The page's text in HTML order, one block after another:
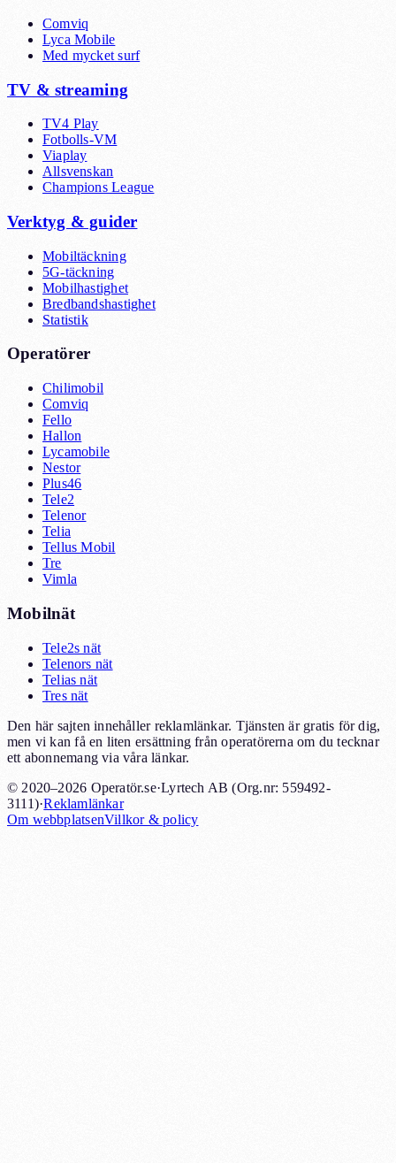
Comviq
Lyca Mobile
Med mycket surf
TV & streaming
TV4 Play
Fotbolls-VM
Viaplay
Allsvenskan
Champions League
Verktyg & guider
Mobiltäckning
5G-täckning
Mobilhastighet
Bredbandshastighet
Statistik
Operatörer
Chilimobil
Comviq
Fello
Hallon
Lycamobile
Nestor
Plus46
Tele2
Telenor
Telia
Tellus Mobil
Tre
Vimla
Mobilnät
Tele2s nät
Telenors nät
Telias nät
Tres nät
Den här sajten innehåller reklamlänkar. Tjänsten är gratis för dig,
men vi kan få en liten ersättning från operatörerna om du tecknar
ett abonnemang via våra länkar.
© 2020–2026 Operatör.se·Lyrtech AB (Org.nr: 559492-
3111)·Reklamlänkar
Om webbplatsenVillkor & policy